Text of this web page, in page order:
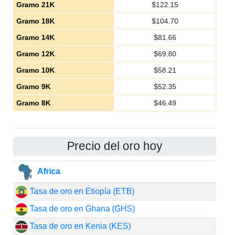
Gramo 21K
$122.15
Gramo 18K
$104.70
Gramo 14K
$81.66
Gramo 12K
$69.80
Gramo 10K
$58.21
Gramo 9K
$52.35
Gramo 8K
$46.49
Precio del oro hoy
Africa
Tasa de oro en Etiopía (ETB)
Tasa de oro en Ghana (GHS)
Tasa de oro en Kenia (KES)